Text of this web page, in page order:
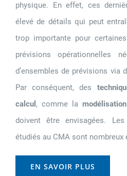
physique. En effet, ces
élevé de détails qui peut
trop importante pour
prévisions opérationnelles
d’ensembles de prévisions via
Par conséquent, des
calcul , comme la
doivent être envisagées. Les
étudiés au CMA sont nombreux
EN SAVOIR PLUS